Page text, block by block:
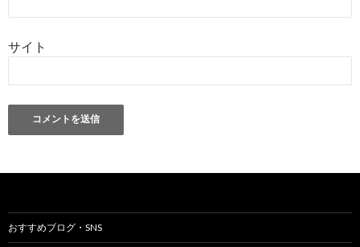
サイト
おすすめブログ・SNS